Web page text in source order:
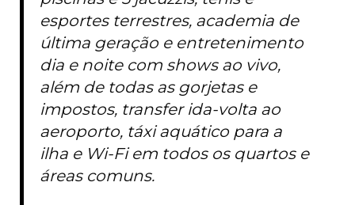
esportes terrestres, academia de
última geração e entretenimento
dia e noite com shows ao vivo,
além de todas as gorjetas e
impostos, transfer ida-volta ao
aeroporto, táxi aquático para a
ilha e Wi-Fi em todos os quartos e
áreas comuns.